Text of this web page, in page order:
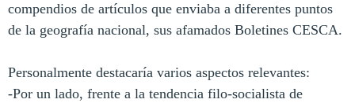
compendios de artículos que enviaba a diferentes puntos
de la geografía nacional, sus afamados Boletines CESCA.
Personalmente destacaría varios aspectos relevantes:
-Por un lado, frente a la tendencia filo-socialista de